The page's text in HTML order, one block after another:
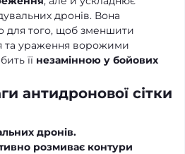
дронів. Вона
для того, щоб зменшити
та ураження ворожими
її незамінною у бойових
антидронової сітки
дронів.
розмиває контури